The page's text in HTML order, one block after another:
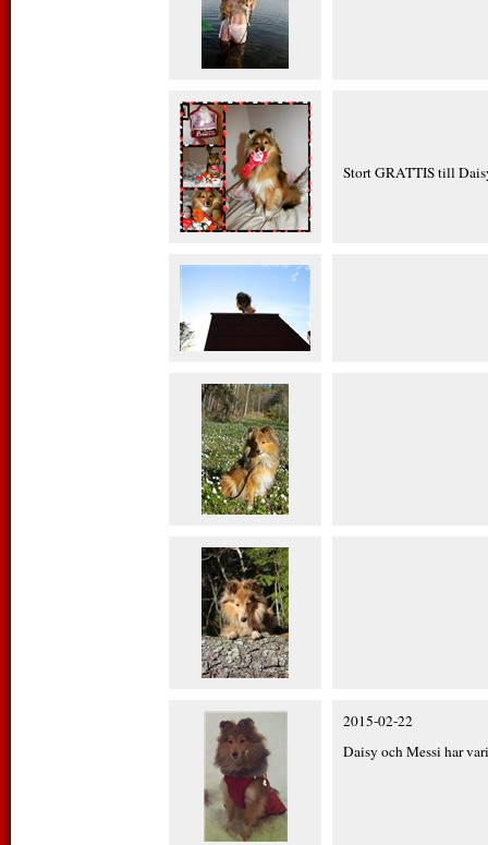
Stort GRATTIS till
2015-02-22
Daisy och Messi har